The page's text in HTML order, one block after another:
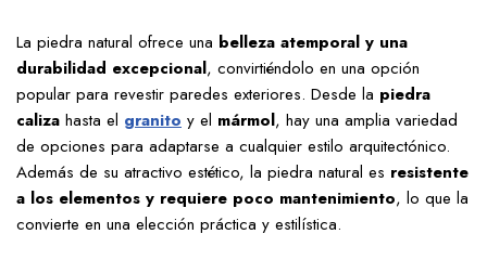
La piedra natural ofrece una belleza atemporal y una
durabilidad excepcional, convirtiéndolo en una opción
popular para revestir paredes exteriores. Desde la piedra
caliza hasta el granito y el mármol, hay una amplia variedad
de opciones para adaptarse a cualquier estilo arquitectónico.
Además de su atractivo estético, la piedra natural es resistente
a los elementos y requiere poco mantenimiento, lo que la
convierte en una elección práctica y estilística.